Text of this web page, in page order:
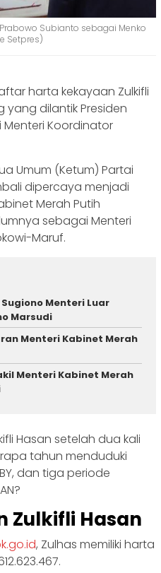
Subianto sebagai Menko
Setpres)
harta kekayaan Zulkifli
yang dilantik Presiden
Koordinator
Umum (Ketum) Partai
dipercaya menjadi
Merah Putih
sebagai Menteri
Maruf.
Menteri Luar
Marsudi
Menteri Kabinet Merah
Menteri Kabinet Merah
Hasan setelah dua kali
tahun menduduki
dan tiga periode
Zulkifli Hasan
, Zulhas memiliki harta